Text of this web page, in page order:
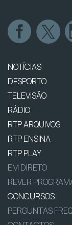
NOTÍCIAS
DESPORTO
TELEVISÃO
RÁDIO
RTP ARQUIVOS
RTP ENSINA
RTP PLAY
EM DIRETO
REVER
CONCURSOS
PERGUNTAS